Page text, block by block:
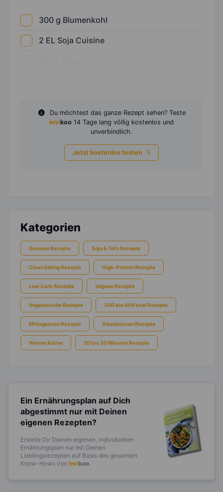
300 g Blumenkohl
2 EL Soja Cuisine
Du möchtest das ganze Rezept sehen? Teste
invikoo 14 Tage lang völlig kostenlos und
unverbindlich.
Jetzt kostenlos testen
Kategorien
Gemüse Rezepte Soja & Tofu Rezepte
Clean Eating Rezepte High-Protein Rezepte
Low Carb Rezepte Vegane Rezepte
Vegetarische Rezepte 300 bis 400 kcal Rezepte
Mittagessen Rezepte Abendessen Rezepte
Warme Küche 20 bis 30 Minuten Rezepte
Ein Ernährungsplan auf Dich
abgestimmt nur mit Deinen
eigenen Rezepten?
Erstelle Dir Deinen eigenen, individuellen
Ernährungsplan nur mit Deinen
Lieblingsrezepten auf Basis des gesamten
Know-Hows von invikoo